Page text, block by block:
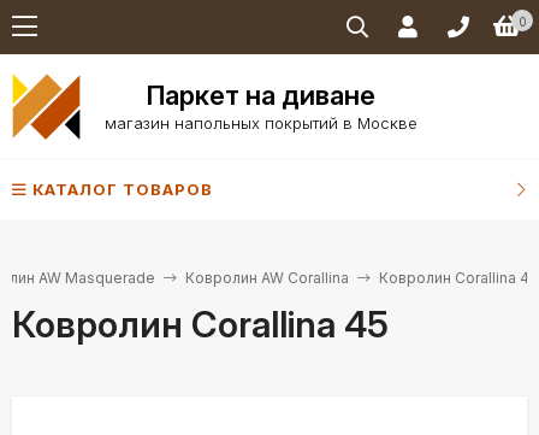
0
Паркет на диване
магазин напольных покрытий в Москве
КАТАЛОГ ТОВАРОВ
AW Masquerade Ковролин AW Corallina Ковролин Corallina 45
Ковролин Corallina 45